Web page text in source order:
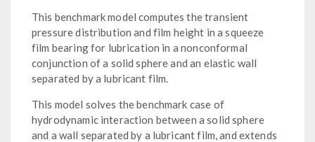
This benchmark model computes the transient
pressure distribution and film height in a squeeze
film bearing for lubrication in a nonconformal
conjunction of a solid sphere and an elastic wall
separated by a lubricant film.
This model solves the benchmark case of
hydrodynamic interaction between a solid sphere
and a wall separated by a lubricant film, and extends